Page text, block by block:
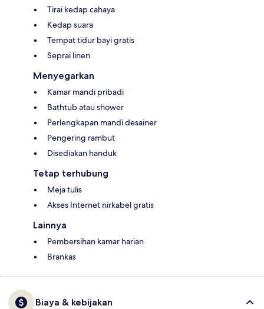
Tirai kedap cahaya
Kedap suara
Tempat tidur bayi gratis
Seprai linen
Menyegarkan
Kamar mandi pribadi
Bathtub atau shower
Perlengkapan mandi desainer
Pengering rambut
Disediakan handuk
Tetap terhubung
Meja tulis
Akses Internet nirkabel gratis
Lainnya
Pembersihan kamar harian
Brankas
Biaya & kebijakan